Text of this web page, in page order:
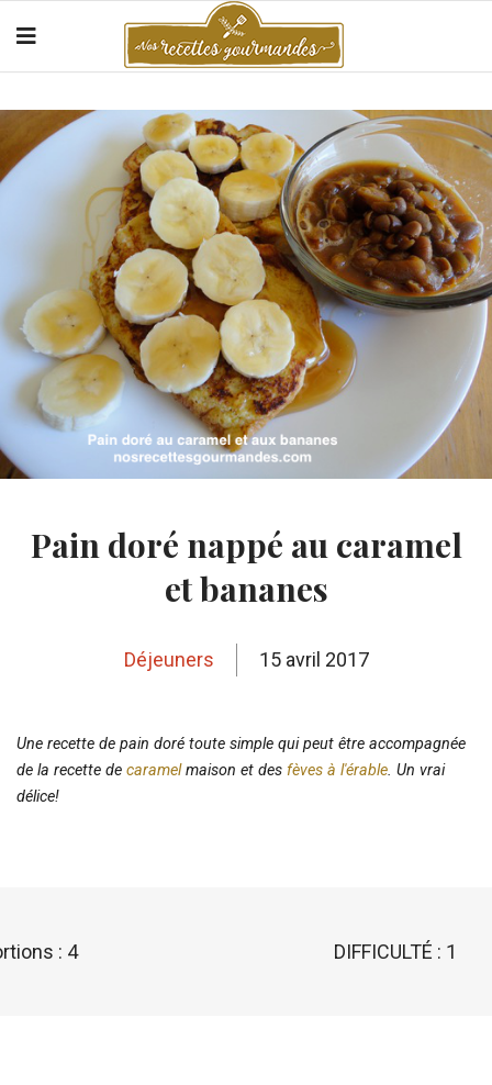
Pain doré nappé au caramel
et bananes
Déjeuners 15 avril 2017
Une recette de pain doré toute simple qui peut être accompagnée
de la recette de caramelmaison et des fèves à l'érable. Un vrai
délice!
: 4 DIFFICULTÉ : 1